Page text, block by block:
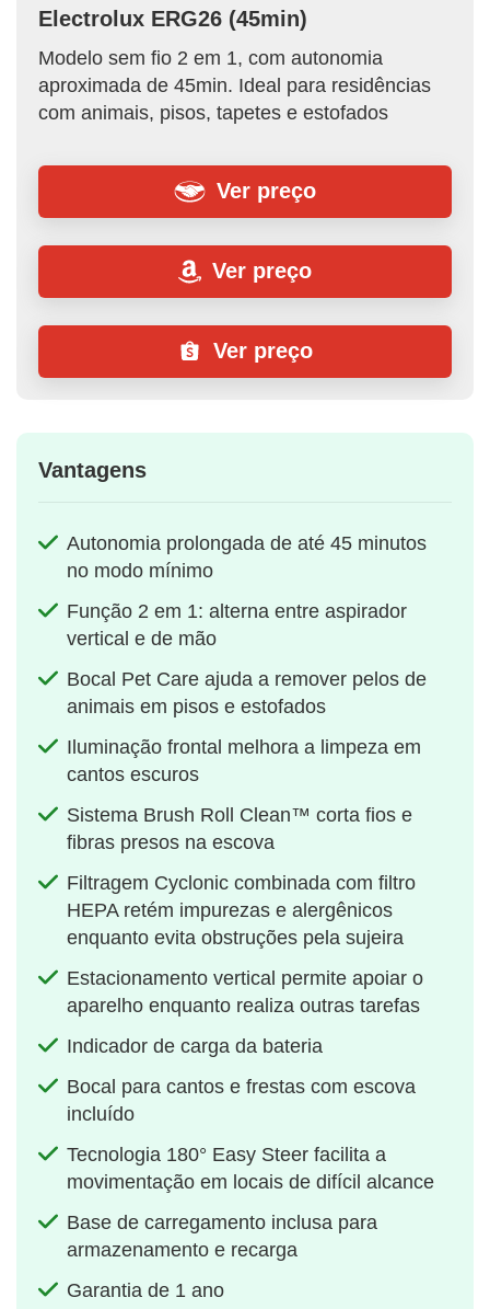
Electrolux ERG26 (45min)
Modelo sem fio 2 em 1, com autonomia
aproximada de 45min. Ideal para residências
com animais, pisos, tapetes e estofados
Ver preço
Ver preço
Ver preço
Vantagens
Autonomia prolongada de até 45 minutos
no modo mínimo
Função 2 em 1: alterna entre aspirador
vertical e de mão
Bocal Pet Care ajuda a remover pelos de
animais em pisos e estofados
Iluminação frontal melhora a limpeza em
cantos escuros
Sistema Brush Roll Clean™ corta fios e
fibras presos na escova
Filtragem Cyclonic combinada com filtro
HEPA retém impurezas e alergênicos
enquanto evita obstruções pela sujeira
Estacionamento vertical permite apoiar o
aparelho enquanto realiza outras tarefas
Indicador de carga da bateria
Bocal para cantos e frestas com escova
incluído
Tecnologia 180° Easy Steer facilita a
movimentação em locais de difícil alcance
Base de carregamento inclusa para
armazenamento e recarga
Garantia de 1 ano